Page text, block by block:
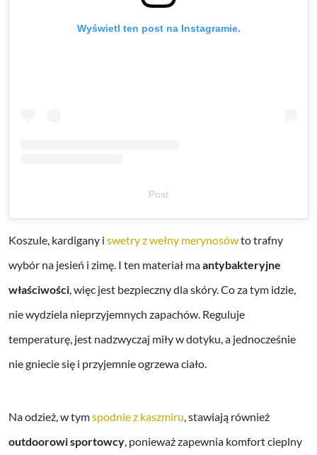
Wyświetl ten post na Instagramie.
Post
Koszule, kardigany i swetry z wełny merynosówto trafny
wybór na jesień i zimę. I ten materiał maantybakteryjne
właściwości, więc jest bezpieczny dla skóry. Co za tym idzie,
nie wydziela nieprzyjemnych zapachów. Reguluje
temperaturę, jest nadzwyczaj miły w dotyku, a jednocześnie
nie gniecie się i przyjemnie ogrzewa ciało.
Na odzież, w tymspodnie z kaszmiru, stawiają również
outdoorowi sportowcy, ponieważ zapewnia komfort cieplny